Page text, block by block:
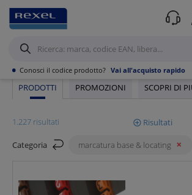
• Conosci il codice prodotto? Vai all'acquisto rapido
Rexel/ Prodotti / Automazione industriale/
Marcatura Base & Locating
PRODOTTI PROMOZIONI SCOPRI DI
1.227 risultati Risultati
Mostra
Categoria marcatura base & locating